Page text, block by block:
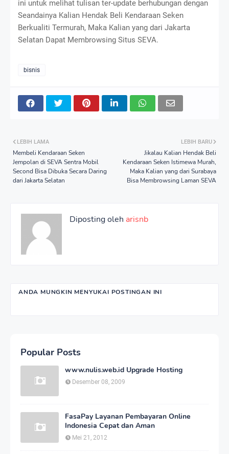
ini untuk melihat tulisan ter-update berhubungan dengan
Seandainya Kalian Hendak Beli Kendaraan Seken
Berkualiti Termurah, Maka Kalian yang dari Jakarta
Selatan Dapat Membrowsing Situs SEVA.
bisnis
LEBIH BARU
Jikalau Kalian Hendak Beli
Kendaraan Seken Istimewa Murah,
Maka Kalian yang dari Surabaya
Bisa Membrowsing Laman SEVA
LEBIH LAMA
Membeli Kendaraan Seken
Jempolan di SEVA Sentra Mobil
Second Bisa Dibuka Secara Daring
dari Jakarta Selatan
Diposting oleh arisnb
ANDA MUNGKIN MENYUKAI POSTINGAN INI
Popular Posts
www.nulis.web.id Upgrade Hosting
Desember 08, 2009
FasaPay Layanan Pembayaran Online
Indonesia Cepat dan Aman
Mei 21, 2012